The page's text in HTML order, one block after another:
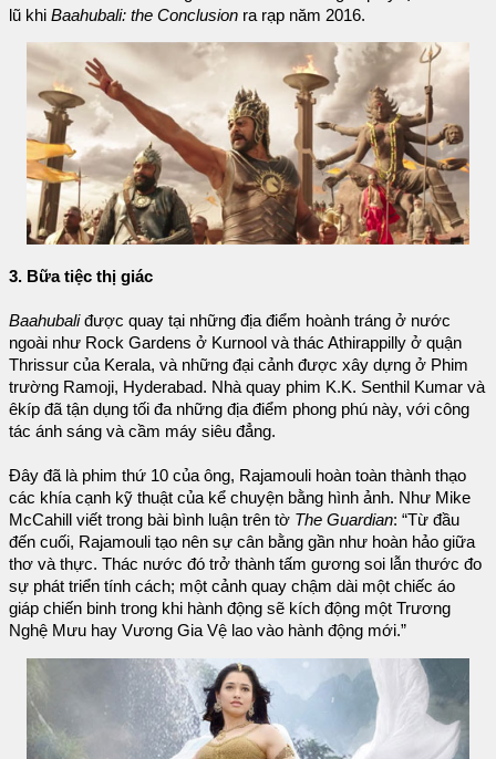
lũ khi Baahubali: the Conclusion ra rạp năm 2016.
3. Bữa tiệc thị giác
Baahubaliđược quay tại những địa điểm hoành tráng ở nước
ngoài như Rock Gardens ở Kurnool và thác Athirappilly ở quận
Thrissur của Kerala, và những đại cảnh được xây dựng ở Phim
trường Ramoji, Hyderabad. Nhà quay phim K.K. Senthil Kumar và
êkíp đã tận dụng tối đa những địa điểm phong phú này, với công
tác ánh sáng và cầm máy siêu đẳng.
Đây đã là phim thứ 10 của ông, Rajamouli hoàn toàn thành thạo
các khía cạnh kỹ thuật của kể chuyện bằng hình ảnh. Như Mike
McCahill viết trong bài bình luận trên tờ The Guardian: “Từ đầu
đến cuối, Rajamouli tạo nên sự cân bằng gần như hoàn hảo giữa
thơ và thực. Thác nước đó trở thành tấm gương soi lẫn thước đo
sự phát triển tính cách; một cảnh quay chậm dài một chiếc áo
giáp chiến binh trong khi hành động sẽ kích động một Trương
Nghệ Mưu hay Vương Gia Vệ lao vào hành động mới.”